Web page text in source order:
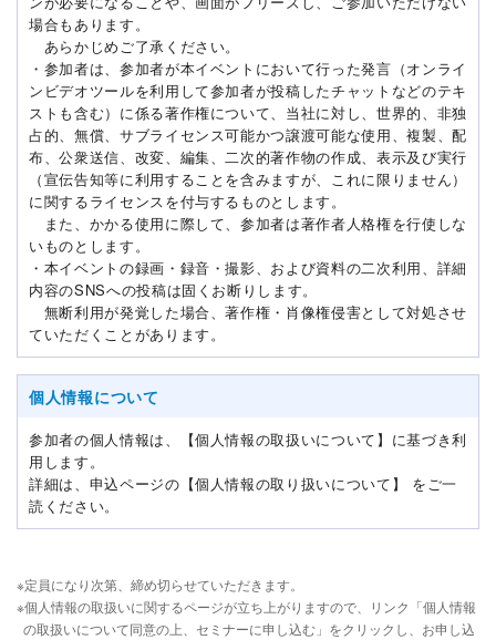
場合もあります。
あらかじめご了承ください。
・参加者は、参加者が本イベントにおいて行った発言（オンライ
ンビデオツールを利用して参加者が投稿したチャットなどのテキ
ストも含む）に係る著作権について、当社に対し、世界的、非独
占的、無償、サブライセンス可能かつ譲渡可能な使用、複製、配
布、公衆送信、改変、編集、二次的著作物の作成、表示及び実行
（宣伝告知等に利用することを含みますが、これに限りません）
に関するライセンスを付与するものとします。
また、かかる使用に際して、参加者は著作者人格権を行使しな
いものとします。
・本イベントの録画・録音・撮影、および資料の二次利用、詳細
内容のSNSへの投稿は固くお断りします。
無断利用が発覚した場合、著作権・肖像権侵害として対処させ
ていただくことがあります。
個人情報について
参加者の個人情報は、【個人情報の取扱いについて】に基づき利
用します。
詳細は、申込ページの【個人情報の取り扱いについて】 をご一
読ください。
※定員になり次第、締め切らせていただきます。
※個人情報の取扱いに関するページが立ち上がりますので、リンク「個人情報
の取扱いについて同意の上、セミナーに申し込む」をクリックし、お申し込